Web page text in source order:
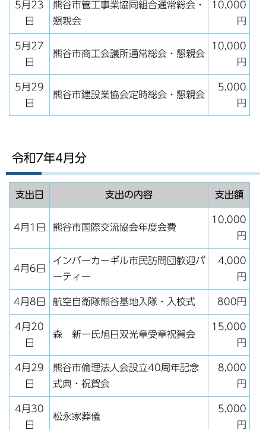
5月23
日
熊谷市管工事業協同組合通常総会・
懇親会
10,000
円
5月27
日
熊谷市商工会議所通常総会・懇親会
10,000
円
5月29
日
熊谷市建設業協会定時総会・懇親会
5,000
円
令和7年4月分
支出日 支出の内容 支出額
4月1日 熊谷市国際交流協会年度会費
10,000
円
4月6日
インバーカーギル市民訪問団歓迎パ
ーティー
4,000
円
4月8日 航空自衛隊熊谷基地入隊・入校式 800円
4月20
日
森 新一氏旭日双光章受章祝賀会
15,000
円
4月29
日
熊谷市倫理法人会設立40周年記念
式典・祝賀会
8,000
円
4月30
日
松永家葬儀
5,000
円